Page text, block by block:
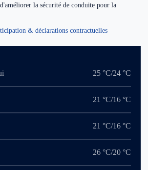
la sécurité de conduite pour la
& déclarations contractuelles
25 °C/24 °C
21 °C/16 °C
21 °C/16 °C
26 °C/20 °C